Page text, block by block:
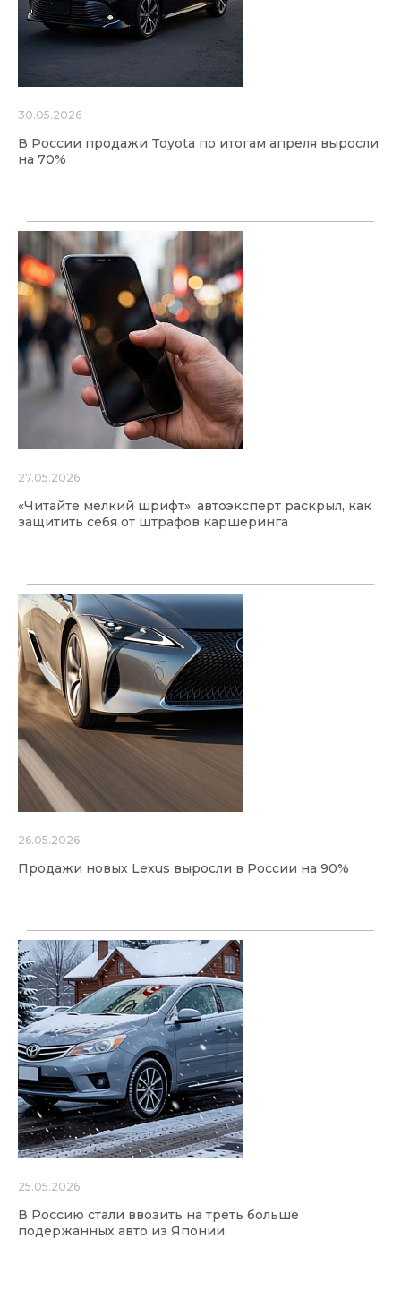
30.05.2026
В России продажи Toyota по итогам апреля выросли
на 70%
27.05.2026
«Читайте мелкий шрифт»: автоэксперт раскрыл, как
защитить себя от штрафов каршеринга
26.05.2026
Продажи новых Lexus выросли в России на 90%
25.05.2026
В Россию стали ввозить на треть больше
подержанных авто из Японии